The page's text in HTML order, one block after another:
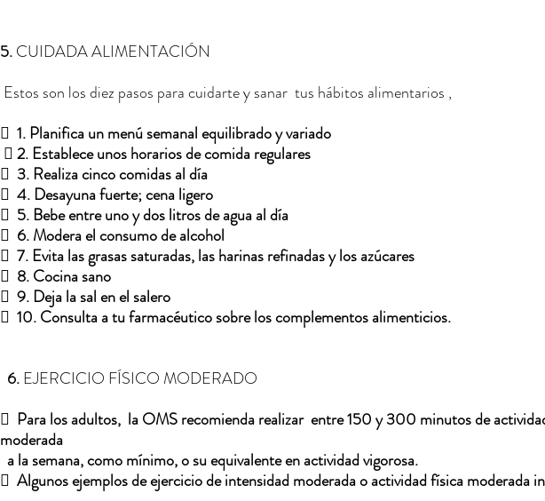
5. CUIDADA ALIMENTACIÓN
Estos son los diez pasos para cuidarte y sanar  tus hábitos alimentarios ,
 1. Planifica un menú semanal equilibrado y variado
 2. Establece unos horarios de comida regulares
 3. Realiza cinco comidas al día
 4. Desayuna fuerte; cena ligero
 5. Bebe entre uno y dos litros de agua al día
 6. Modera el consumo de alcohol
 7. Evita las grasas saturadas, las harinas refinadas y los azúcares
 8. Cocina sano
 9. Deja la sal en el salero
 10. Consulta a tu farmacéutico sobre los complementos alimenticios.
  6.
EJERCICIO FÍSICO MODERADO
 Para los adultos,  la OMS recomienda realizar  entre 150 y 300 minutos de
moderada
  a la semana, como mínimo, o su equivalente en actividad vigorosa.
 Algunos ejemplos de ejercicio de intensidad moderada o actividad física moderada